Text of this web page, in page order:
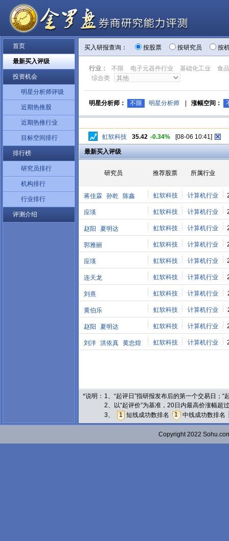
首页
最新买入评级
投资机会
明星分析师评级
近期热推股
近期热推行业
目标空间排行
排行榜
研究员排行
机构排行
行业排行
评测介绍
买入研报查询： 按股票 按研究员 按
行业： 不限 电子元器件行业 基础化工业
食
综合类
明星分析师： 不限 明星分析师 涨幅空间：
虹软科技 35.42 -0.34% [08-06 10:41]
最新买入评级
研究员 推荐股票 所属行业
蒋佳霖 孙乾 陈鑫 虹软科技 计算机行业
应瑛 虹软科技 计算机行业
赵阳 夏明达 虹软科技 计算机行业
郭雅丽 虹软科技 计算机行业
应瑛 虹软科技 计算机行业
连天龙 虹软科技 计算机行业
刘熹 虹软科技 计算机行业
黄伯乐 虹软科技 计算机行业
赵阳 夏明达 虹软科技 计算机行业
刘洋 洪依真 黄忠煌 虹软科技 计算机行业
*说明： 1、“起评日”指研报发布后的第一个交易日；
2、以“起评价”为基准，20日内最高价涨幅
3、
1 短线成功数排名 1 中线成功数排名
Copyright 2022